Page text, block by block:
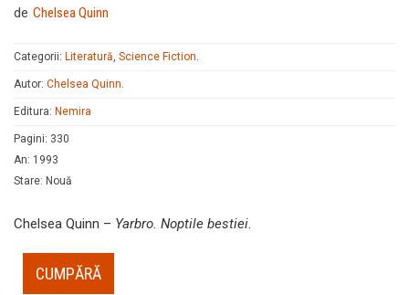
de Chelsea Quinn
Categorii: Literatură, Science Fiction.
Autor: Chelsea Quinn.
Editura: Nemira
Pagini: 330
An: 1993
Stare: Nouă
Chelsea Quinn – Yarbro. Noptile bestiei.
CUMPĂRĂ